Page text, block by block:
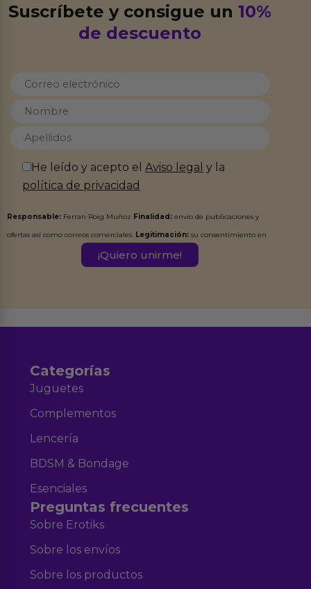
Suscríbete y consigue un10%
de descuento
He leído y acepto elAviso legal y la
política de privacidad
Responsable: Ferran Roig Muñoz Finalidad: envío de publicaciones y
ofertas así como correos comerciales. Legitimación: su consentimiento en
Destinatarios:Ferran Roig Muñoz. Podrás ejercer tus
Categorías
Juguetes
Complementos
Lencería
BDSM & Bondage
Esenciales
Preguntas frecuentes
Sobre Erotiks
Sobre los envíos
Sobre los productos